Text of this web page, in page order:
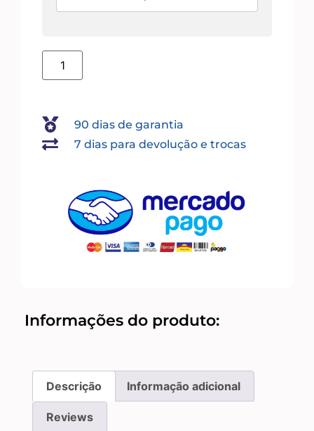
90 dias de garantia
7 dias para devolução e trocas
Informações do produto:
Descrição Informação adicional
Reviews